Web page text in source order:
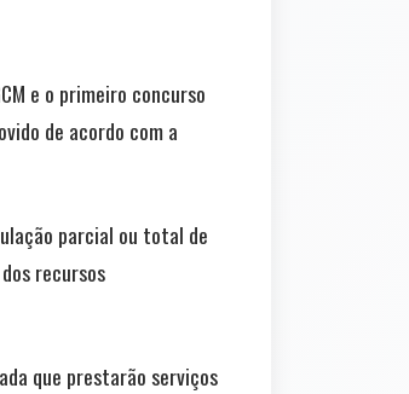
e o primeiro concurso
de acordo com a
parcial ou total de
recursos
que prestarão serviços